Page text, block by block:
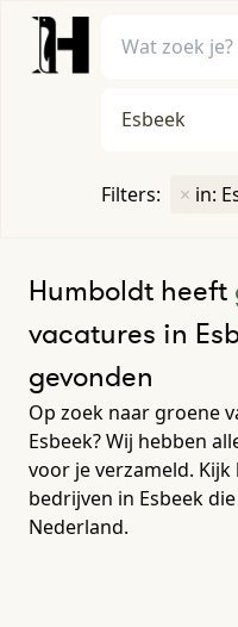
Filters: × in:
Humboldt heeft
vacatures in
gevonden
Op zoek naar groene
Esbeek? Wij hebben
voor je verzameld.
bedrijven in Esbeek
Nederland.